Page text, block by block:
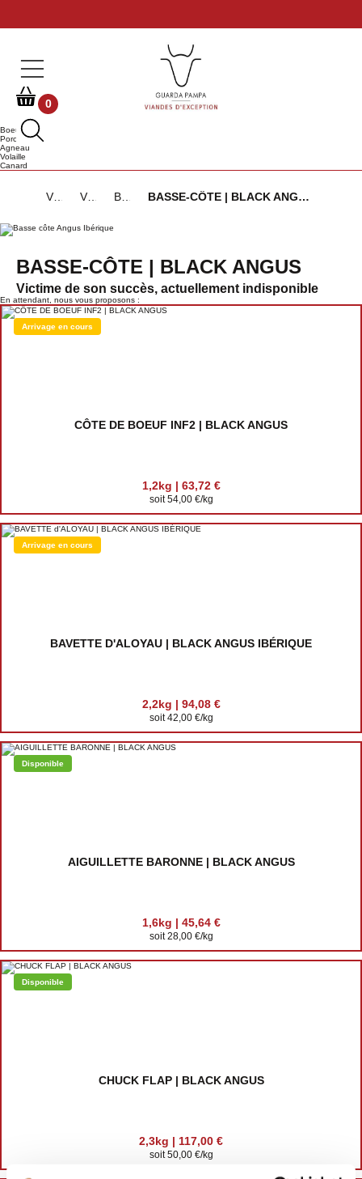
0
Boeuf
Porc
Agneau
Volaille
Canard
BASSE-CÔTE | BLACK ANGUS
BASSE-CÔTE | BLACK ANGUS
Victime de son succès, actuellement indisponible
En attendant, nous vous proposons :
Arrivage en cours
CÔTE DE BOEUF INF2 | BLACK ANGUS
1,2kg | 63,72 €
soit 54,00 €/kg
Arrivage en cours
BAVETTE D'ALOYAU | BLACK ANGUS IBÉRIQUE
2,2kg | 94,08 €
soit 42,00 €/kg
Disponible
AIGUILLETTE BARONNE | BLACK ANGUS
1,6kg | 45,64 €
soit 28,00 €/kg
Disponible
CHUCK FLAP | BLACK ANGUS
2,3kg | 117,00 €
soit 50,00 €/kg